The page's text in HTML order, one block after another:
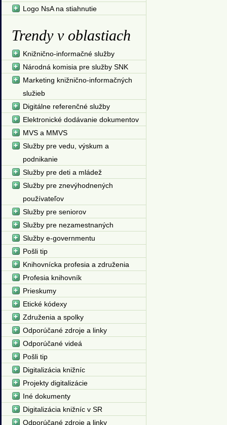
Logo NsA na stiahnutie
Trendy v oblastiach
Knižnično-informačné služby
Národná komisia pre služby SNK
Marketing knižnično-informačných
služieb
Digitálne referenčné služby
Elektronické dodávanie dokumentov
MVS a MMVS
Služby pre vedu, výskum a
podnikanie
Služby pre deti a mládež
Služby pre znevýhodnených
používateľov
Služby pre seniorov
Služby pre nezamestnaných
Služby e-governmentu
Pošli tip
Knihovnícka profesia a združenia
Profesia knihovník
Prieskumy
Etické kódexy
Združenia a spolky
Odporúčané zdroje a linky
Odporúčané videá
Pošli tip
Digitalizácia knižníc
Projekty digitalizácie
Iné dokumenty
Digitalizácia knižníc v SR
Odporúčané zdroje a linky